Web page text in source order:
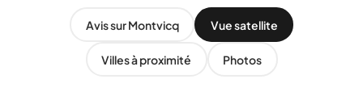
Avis sur Montvicq Vue satellite
Villes à proximité Photos